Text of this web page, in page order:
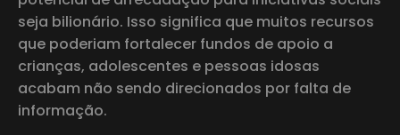
seja bilionário. Isso significa que muitos recursos
que poderiam fortalecer fundos de apoio a
crianças, adolescentes e pessoas idosas
acabam não sendo direcionados por falta de
informação.